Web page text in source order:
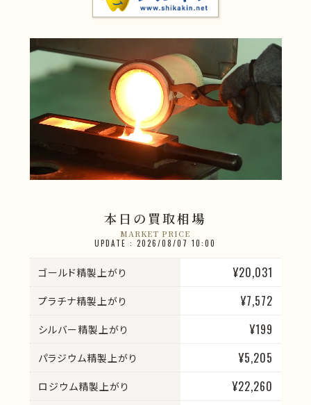
本日の買取相場
MARKET PRICE
UPDATE : 2026/08/07 10:00
ゴールド精製上がり ¥20,031
プラチナ精製上がり ¥7,572
シルバー精製上がり ¥199
パラジウム精製上がり ¥5,205
ロジウム精製上がり ¥22,260